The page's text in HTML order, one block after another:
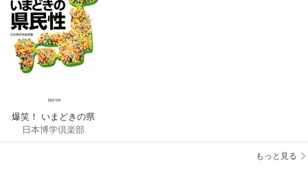
爆笑！ いまどきの県
民性
日本博学倶楽部
もっと見る